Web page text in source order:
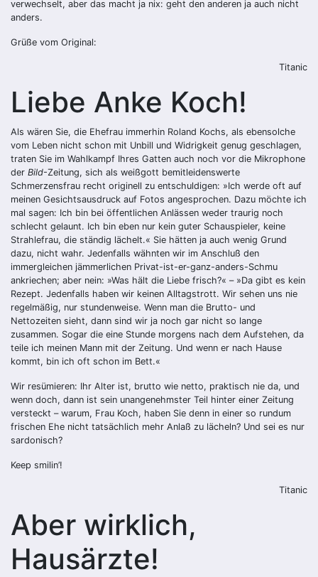
verwechselt, aber das macht ja nix: geht den anderen ja auch nicht
anders.
Grüße vom Original:
Titanic
Liebe Anke Koch!
Als wären Sie, die Ehefrau immerhin Roland Kochs, als ebensolche
vom Leben nicht schon mit Unbill und Widrigkeit genug geschlagen,
traten Sie im Wahlkampf Ihres Gatten auch noch vor die Mikrophone
der Bild-Zeitung, sich als weißgott bemitleidenswerte
Schmerzensfrau recht originell zu entschuldigen: »Ich werde oft auf
meinen Gesichtsausdruck auf Fotos angesprochen. Dazu möchte ich
mal sagen: Ich bin bei öffentlichen Anlässen weder traurig noch
schlecht gelaunt. Ich bin eben nur kein guter Schauspieler, keine
Strahlefrau, die ständig lächelt.« Sie hätten ja auch wenig Grund
dazu, nicht wahr. Jedenfalls wähnten wir im Anschluß den
immergleichen jämmerlichen Privat-ist-er-ganz-anders-Schmu
ankriechen; aber nein: »Was hält die Liebe frisch?« – »Da gibt es kein
Rezept. Jedenfalls haben wir keinen Alltagstrott. Wir sehen uns nie
regelmäßig, nur stundenweise. Wenn man die Brutto- und
Nettozeiten sieht, dann sind wir ja noch gar nicht so lange
zusammen. Sogar die eine Stunde morgens nach dem Aufstehen, da
­teile ich meinen Mann mit der Zeitung. Und wenn er nach Hause
kommt, bin ich oft schon im Bett.«
Wir resümieren: Ihr Alter ist, brutto wie netto, praktisch nie da, und
wenn doch, dann ist sein unangenehmster Teil hinter einer Zeitung
versteckt – warum, Frau Koch, haben Sie denn in einer so rundum
frischen Ehe nicht tatsächlich mehr Anlaß zu lächeln? Und sei es nur
sardonisch?
Keep smilin’!
Titanic
Aber wirklich,
Hausärzte!